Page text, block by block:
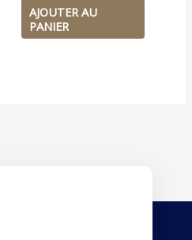
AJOUTER AU
PANIER